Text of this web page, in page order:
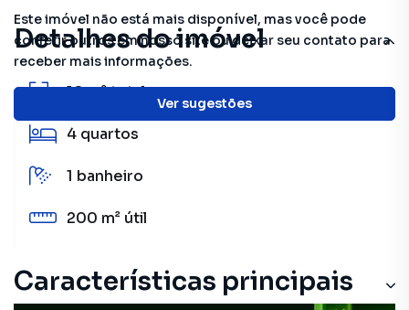
Este imóvel não está mais disponível, mas você pode
conferir outros em nosso site ou deixar seu contato para
receber mais informações.
Ver sugestões
Detalhes do imóvel
10 m²total
4 quartos
1 banheiro
200 m² útil
Características principais